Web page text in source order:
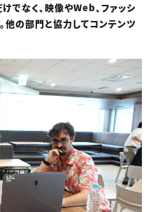
なく、映像やWeb、ファッシ
他の部門と協力してコンテンツ